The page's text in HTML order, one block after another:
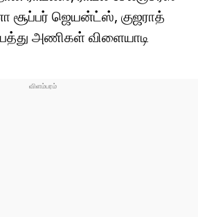
சூப்பர் ஜெயன்ட்ஸ், குஜராத்
அணிகள் விளையாடி